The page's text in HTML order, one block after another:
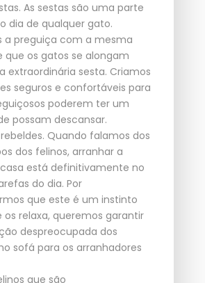
As sestas são uma parte
dia de qualquer gato.
a preguiça com a mesma
que os gatos se alongam
extraordinária sesta. Criamos
seguros e confortáveis para
poderem ter um
possam descansar.
Quando falamos dos
dos felinos, arranhar a
está definitivamente no
do dia. Por
que este é um instinto
os relaxa, queremos garantir
despreocupada dos
sofá para os arranhadores
que são